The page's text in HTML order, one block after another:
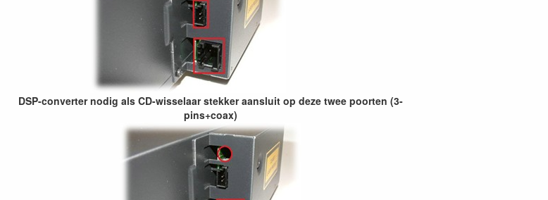
DSP-converter nodig als CD-wisselaar stekker aansluit op deze twee poorten (3-
pins+coax)